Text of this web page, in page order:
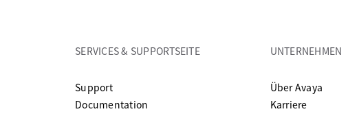
SERVICES & SUPPORTSEITE
Supportwird in einer neuen Registerkarte geöffnet
Documentation wird in einer neuen Registerkarte geöffnet
UNTERNEHMEN
Über Avaya
Karriere